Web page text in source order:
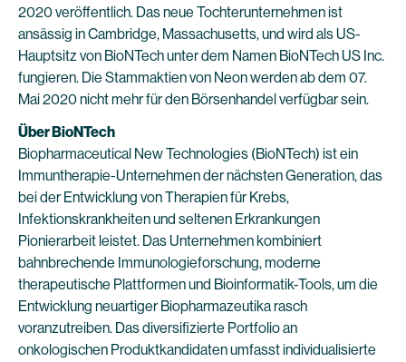
2020 veröffentlich. Das neue Tochterunternehmen ist
ansässig in Cambridge, Massachusetts, und wird als US-
Hauptsitz von BioNTech unter dem Namen BioNTech US Inc.
fungieren. Die Stammaktien von Neon werden ab dem 07.
Mai 2020 nicht mehr für den Börsenhandel verfügbar sein.
Über BioNTech
Biopharmaceutical New Technologies (BioNTech) ist ein
Immuntherapie-Unternehmen der nächsten Generation, das
bei der Entwicklung von Therapien für Krebs,
Infektionskrankheiten und seltenen Erkrankungen
Pionierarbeit leistet. Das Unternehmen kombiniert
bahnbrechende Immunologieforschung, moderne
therapeutische Plattformen und Bioinformatik-Tools, um die
Entwicklung neuartiger Biopharmazeutika rasch
voranzutreiben. Das diversifizierte Portfolio an
onkologischen Produktkandidaten umfasst individualisierte